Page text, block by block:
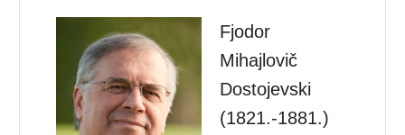
Fjodor
Mihajlovič
Dostojevski
(1821.-1881.)